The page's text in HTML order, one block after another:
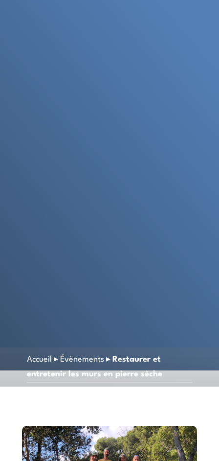
Accueil ▸ Évènements▸ Restaurer et
entretenir les murs en pierre sèche